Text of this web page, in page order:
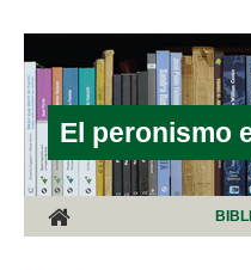
El peronismo